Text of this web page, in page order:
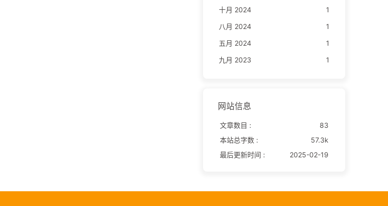
十月 2024
1
八月 2024
1
五月 2024
1
九月 2023
1
网站信息
文章数目 :
83
本站总字数 :
57.3k
最后更新时间 :
2025-02-19